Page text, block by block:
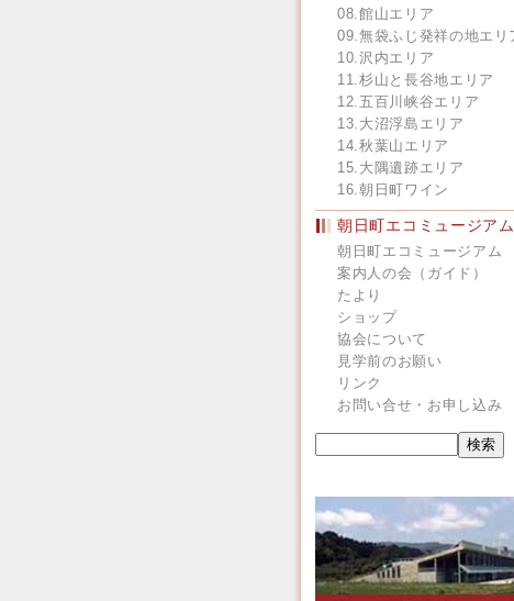
08.館山エリア
09.無袋ふじ発祥の地エリ
10.沢内エリア
11.杉山と長谷地エリア
12.五百川峡谷エリア
13.大沼浮島エリア
14.秋葉山エリア
15.大隅遺跡エリア
16.朝日町ワイン
朝日町エコミュージア
朝日町エコミュージアム
案内人の会（ガイド）
たより
ショップ
協会について
見学前のお願い
リンク
お問い合せ・お申し込み